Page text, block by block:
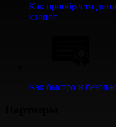
Как приобрести
хлопот
Как быстро и